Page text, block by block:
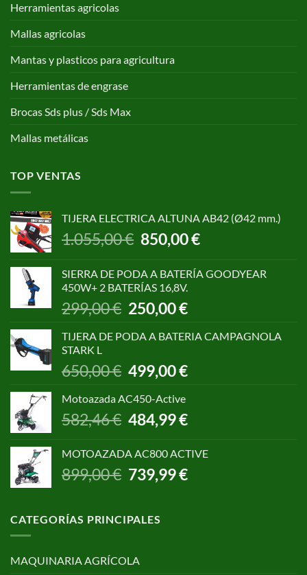
Herramientas agricolas
Mallas agricolas
Mantas y plasticos para agricultura
Herramientas de engrase
Brocas Sds plus / Sds Max
Mallas metálicas
TOP VENTAS
TIJERA ELECTRICA ALTUNA AB42 (Ø42 mm.)
1.055,00€ El
precio
era:
1.055,00 €.
850,00€El
precio
es:
SIERRA DE PODA A BATERÍA GOODYEAR
450W+ 2 BATERÍAS 16,8V.
299,00€ El
precio
original
299,00 €.
250,00€El
precio
actual
250,00 €.
TIJERA DE PODA A BATERIA CAMPAGNOLA
STARK L
650,00€
El
precio
original
650,00 €.
499,00€El
precio
499,00 €.
Motoazada AC450-Active
582,46€
El
precio
era:
582,46 €.
484,99€El
precio
es:
484,99 €.
MOTOAZADA AC800 ACTIVE
899,00€ El
precio
era:
899,00 €.
739,99€El
precio
CATEGORÍAS PRINCIPALES
MAQUINARIA AGRÍCOLA